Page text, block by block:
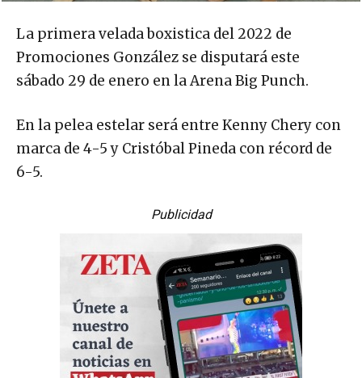
La primera velada boxistica del 2022 de
Promociones González se disputará este
sábado 29 de enero en la Arena Big Punch.
En la pelea estelar será entre Kenny Chery con
marca de 4-5 y Cristóbal Pineda con récord de
6-5.
Publicidad